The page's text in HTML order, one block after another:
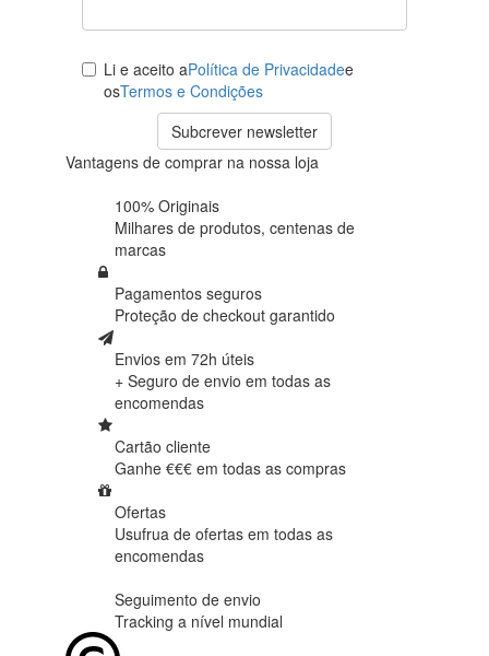
Li e aceito aPolítica de Privacidadee
osTermos e Condições
Subcrever newsletter
Vantagens de comprar na nossa loja
100% Originais
Milhares de produtos, centenas de
marcas
Pagamentos seguros
Proteção de checkout garantido
Envios em 72h úteis
+ Seguro de envio em todas as
encomendas
Cartão cliente
Ganhe €€€ em todas as compras
Ofertas
Usufrua de ofertas em todas as
encomendas
Seguimento de envio
Tracking a nível mundial